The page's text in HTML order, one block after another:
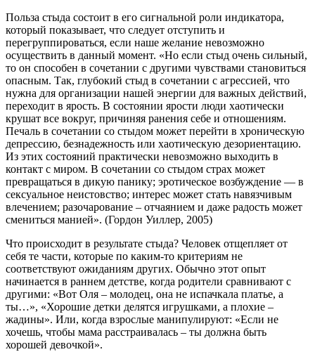
Польза стыда состоит в его сигнальной роли индикатора,
который показывает, что следует отступить и
перегруппироваться, если наше желание невозможно
осуществить в данный момент. «Но если стыд очень сильный,
то он способен в сочетании с другими чувствами становиться
опасным. Так, глубокий стыд в сочетании с агрессией, что
нужна для организации нашей энергии для важных действий,
переходит в ярость. В состоянии ярости люди хаотически
крушат все вокруг, причиняя ранения себе и отношениям.
Печаль в сочетании со стыдом может перейти в хроническую
депрессию, безнадежность или хаотическую дезориентацию.
Из этих состояний практически невозможно выходить в
контакт с миром. В сочетании со стыдом страх может
превращаться в дикую панику; эротическое возбуждение — в
сексуальное неистовство; интерес может стать навязчивым
влечением; разочарование – отчаянием и даже радость может
смениться манией». (Гордон Уиллер, 2005)
Что происходит в результате стыда? Человек отщепляет от
себя те части, которые по каким-то критериям не
соответствуют ожиданиям других. Обычно этот опыт
начинается в раннем детстве, когда родители сравнивают с
другими: «Вот Оля – молодец, она не испачкала платье, а
ты…», «Хорошие детки делятся игрушками, а плохие –
жадины». Или, когда взрослые манипулируют: «Если не
хочешь, чтобы мама расстраивалась – ты должна быть
хорошей девочкой».